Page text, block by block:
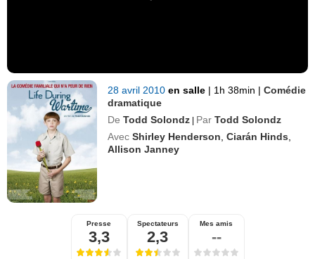
28 avril 2010en salle | 1h 38min | Comédie
dramatique
De Todd Solondz | Par Todd Solondz
Avec Shirley Henderson ,Ciarán Hinds
Allison Janney
Presse
3,3
Spectateurs
2,3
Mes amis
--